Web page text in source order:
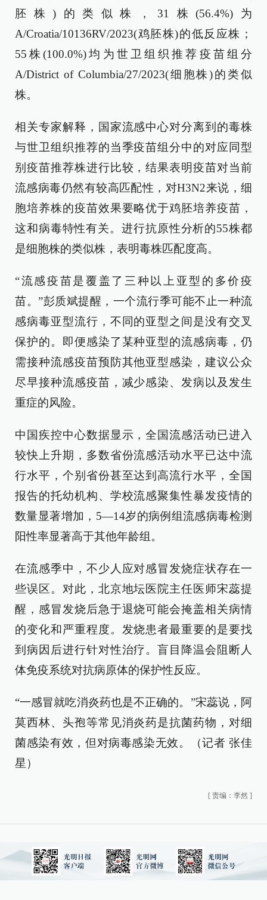
胚株)的类似株，31株(56.4%)为
A/Croatia/10136RV/2023(鸡胚株)的低反应株；
55株(100.0%)均为世卫组织推荐疫苗组分
A/District of Columbia/27/2023(细胞株)的类似
株。
相关专家解释，国家流感中心对分离到的毒株
与世卫组织推荐的当季疫苗组分中的对应同型
别疫苗推荐株进行比较，结果表明疫苗对当前
流感病毒仍然有较高匹配性，对H3N2来说，细
胞培养株的疫苗效果要略优于鸡胚培养疫苗，
这和病毒特性有关。进行抗原性分析的55株都
是细胞株的类似株，表明毒株匹配度高。
“流感疫苗是覆盖了三种以上亚型的多价疫
苗。”彭质斌提醒，一个流行季可能不止一种流
感病毒亚型流行，不同的亚型之间是没有交叉
保护的。即便感染了某种亚型的流感病毒，仍
需接种流感疫苗预防其他亚型感染，建议公众
尽早接种流感疫苗，减少感染、发病以及发生
重症的风险。
中国疾控中心数据显示，全国流感活动已进入
较快上升期，多数省份流感活动水平已达中流
行水平，个别省份甚至达到高流行水平，全国
报告的托幼机构、学校流感聚集性暴发疫情的
数量显著增加，5—14岁的病例组流感病毒检测
阳性率显著高于其他年龄组。
在流感季中，不少人应对感冒发烧症状存在一
些误区。对此，北京地坛医院主任医师宋蕊提
醒，感冒发烧后急于退烧可能会掩盖相关病情
的变化和严重程度。发烧患者最重要的是要找
到病因后进行针对性治疗。盲目降温会阻断人
体免疫系统对抗病原体的保护性反应。
“一感冒就吃消炎药也是不正确的。”宋蕊说，阿
莫西林、头孢等常见消炎药是抗菌药物，对细
菌感染有效，但对病毒感染无效。（记者 张佳
星）
[ 责编：李然 ]